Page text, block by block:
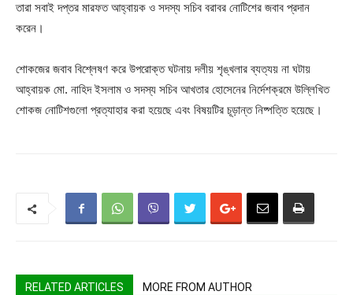
তারা সবাই দপ্তর মারফত আহ্বায়ক ও সদস্য সচিব বরাবর নোটিশের জবাব প্রদান
করেন।
শোকজের জবাব বিশ্লেষণ করে উপরোক্ত ঘটনায় দলীয় শৃঙ্খলার ব্যত্যয় না ঘটায়
আহ্বায়ক মো. নাহিদ ইসলাম ও সদস্য সচিব আখতার হোসেনের নির্দেশক্রমে উল্লিখিত
শোকজ নোটিশগুলো প্রত্যাহার করা হয়েছে এবং বিষয়টির চূড়ান্ত নিষ্পত্তি হয়েছে।
RELATED ARTICLES MORE FROM AUTHOR